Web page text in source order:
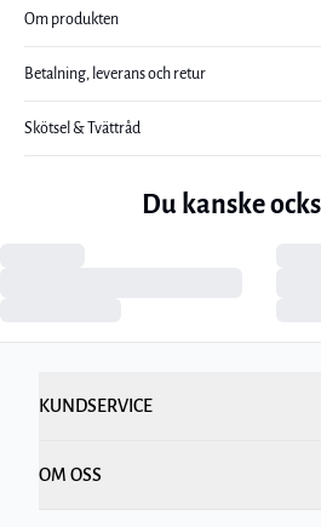
Om produkten
Betalning, leverans och retur
Skötsel & Tvättråd
Du kanske
KUNDSERVICE
OM OSS